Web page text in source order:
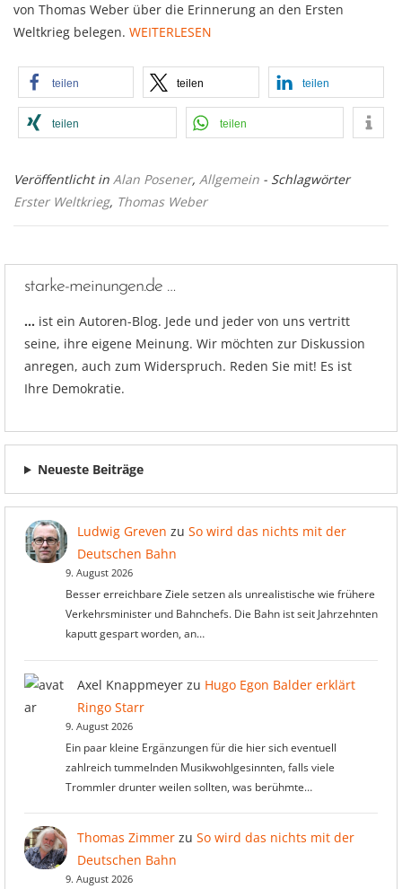
von Thomas Weber über die Erinnerung an den Ersten
Weltkrieg belegen. WEITERLESEN
teilen teilen teilen
teilen teilen
Veröffentlicht in Alan Posener, Allgemein - Schlagwörter
Erster Weltkrieg, Thomas Weber
starke-meinungen.de …
… ist ein Autoren-Blog. Jede und jeder von uns vertritt
seine, ihre eigene Meinung. Wir möchten zur Diskussion
anregen, auch zum Widerspruch. Reden Sie mit! Es ist
Ihre Demokratie.
Neueste Beiträge
Ludwig Greven zu So wird das nichts mit der
Deutschen Bahn
9. August 2026
Besser erreichbare Ziele setzen als unrealistische wie frühere
Verkehrsminister und Bahnchefs. Die Bahn ist seit Jahrzehnten
kaputt gespart worden, an…
Axel Knappmeyerzu Hugo Egon Balder erklärt
Ringo Starr
9. August 2026
Ein paar kleine Ergänzungen für die hier sich eventuell
zahlreich tummelnden Musikwohlgesinnten, falls viele
Trommler drunter weilen sollten, was berühmte…
Thomas Zimmerzu So wird das nichts mit der
Deutschen Bahn
9. August 2026